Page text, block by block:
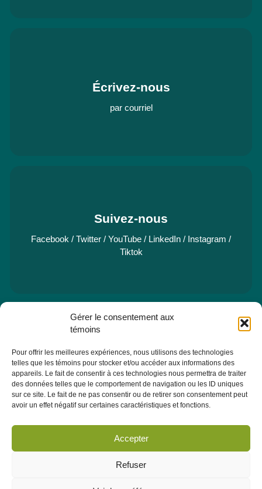
Gérer le consentement aux
témoins
Pour offrir les meilleures expériences, nous utilisons des technologies
telles que les témoins pour stocker et/ou accéder aux informations des
appareils. Le fait de consentir à ces technologies nous permettra de traiter
des données telles que le comportement de navigation ou les ID uniques
sur ce site. Le fait de ne pas consentir ou de retirer son consentement peut
avoir un effet négatif sur certaines caractéristiques et fonctions.
Accepter
Refuser
Écrivez-nous
par courriel
Suivez-nous
Facebook / Twitter / YouTube / LinkedIn / Instagram /
Tiktok
Pavillon Manicouagan, 7eétage
2505, rue Saint-Hubert
Jonquière (Québec) G7X 7W2
Consulter la section À PROPOS - ÉQUIPE pour les coordonnées
des membres de l'équipe.
Infolettre
toutes les actualités, les évènements et autres concernant le